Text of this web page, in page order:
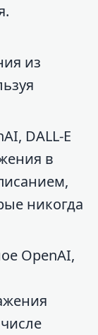
из
DALL-E
в
никогда
OpenAI,